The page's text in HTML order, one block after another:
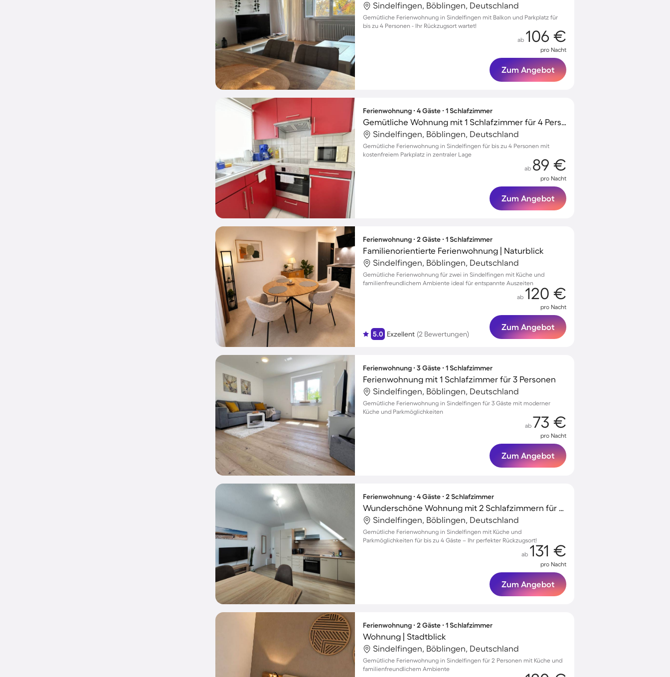
Sindelfingen, Böblingen, Deutschland
Gemütliche Ferienwohnung in Sindelfingen mit Balkon und Parkplatz für
bis zu 4 Personen - Ihr Rückzugsort wartet!
ab 106 €
pro Nacht
Zum Angebot
Ferienwohnung ∙ 4 Gäste ∙ 1 Schlafzimmer
Gemütliche Wohnung mit 1 Schlafzimmer für 4 Personen
Sindelfingen, Böblingen, Deutschland
Gemütliche Ferienwohnung in Sindelfingen für bis zu 4 Personen mit
kostenfreiem Parkplatz in zentraler Lage
ab 89 €
pro Nacht
Zum Angebot
Ferienwohnung ∙ 2 Gäste ∙ 1 Schlafzimmer
Familienorientierte Ferienwohnung | Naturblick
Sindelfingen, Böblingen, Deutschland
Gemütliche Ferienwohnung für zwei in Sindelfingen mit Küche und
familienfreundlichem Ambiente ideal für entspannte Auszeiten
5.0 Exzellent (2 Bewertungen)
ab 120 €
pro Nacht
Zum Angebot
Ferienwohnung ∙ 3 Gäste ∙ 1 Schlafzimmer
Ferienwohnung mit 1 Schlafzimmer für 3 Personen
Sindelfingen, Böblingen, Deutschland
Gemütliche Ferienwohnung in Sindelfingen für 3 Gäste mit moderner
Küche und Parkmöglichkeiten
ab 73 €
pro Nacht
Zum Angebot
Ferienwohnung ∙ 4 Gäste ∙ 2 Schlafzimmer
Wunderschöne Wohnung mit 2 Schlafzimmern für 4 Personen
Sindelfingen, Böblingen, Deutschland
Gemütliche Ferienwohnung in Sindelfingen mit Küche und
Parkmöglichkeiten für bis zu 4 Gäste – Ihr perfekter Rückzugsort!
ab 131 €
pro Nacht
Zum Angebot
Ferienwohnung ∙ 2 Gäste ∙ 1 Schlafzimmer
Wohnung | Stadtblick
Sindelfingen, Böblingen, Deutschland
Gemütliche Ferienwohnung in Sindelfingen für 2 Personen mit Küche und
familienfreundlichem Ambiente